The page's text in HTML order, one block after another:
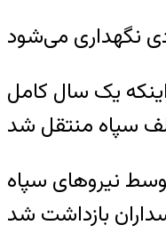
از بند ۲۰۹ اطلاعات آزاد شد و قبل از اینکه یک سال کامل
غروب شنبه ۱۵ شهریور ۹۳ در محل کارش توسط نیروهای سپاه